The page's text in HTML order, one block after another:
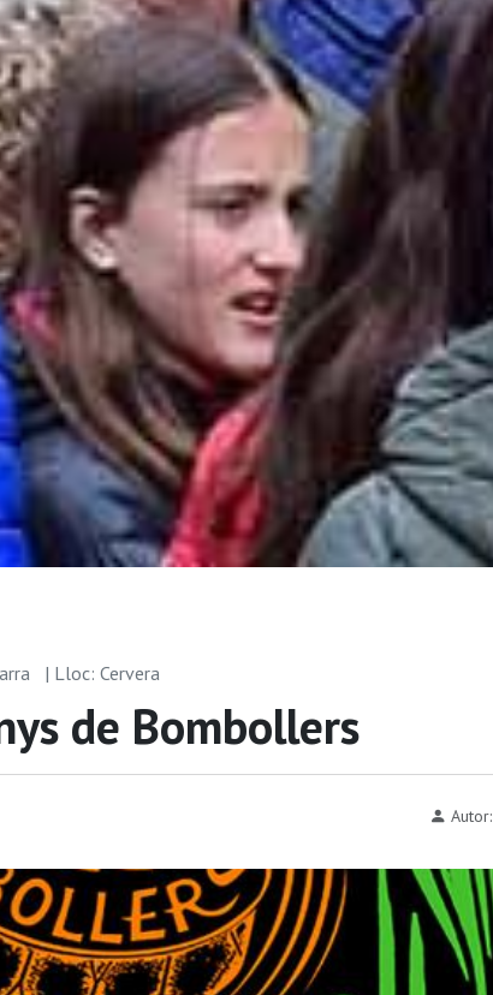
| Lloc: Cervera
de Bombollers
Autor: